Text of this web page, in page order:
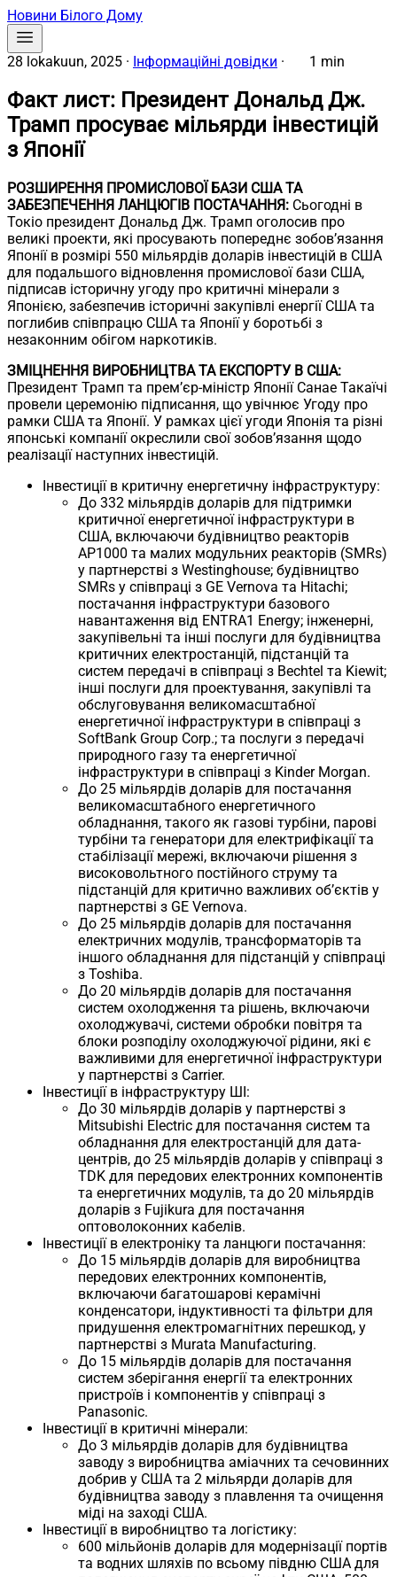
Новини Білого Дому
28 lokakuun, 2025 · Інформаційні довідки · 1 min
Факт лист: Президент Дональд Дж.
Трамп просуває мільярди інвестицій
з Японії
РОЗШИРЕННЯ ПРОМИСЛОВОЇ БАЗИ США ТА
ЗАБЕЗПЕЧЕННЯ ЛАНЦЮГІВ ПОСТАЧАННЯ: Сьогодні в
Токіо президент Дональд Дж. Трамп оголосив про
великі проекти, які просувають попереднє зобов’язання
Японії в розмірі 550 мільярдів доларів інвестицій в США
для подальшого відновлення промислової бази США,
підписав історичну угоду про критичні мінерали з
Японією, забезпечив історичні закупівлі енергії США та
поглибив співпрацю США та Японії у боротьбі з
незаконним обігом наркотиків.
ЗМІЦНЕННЯ ВИРОБНИЦТВА ТА ЕКСПОРТУ В США:
Президент Трамп та прем’єр-міністр Японії Санае Такаїчі
провели церемонію підписання, що увічнює Угоду про
рамки США та Японії. У рамках цієї угоди Японія та різні
японські компанії окреслили свої зобов’язання щодо
реалізації наступних інвестицій.
Інвестиції в критичну енергетичну інфраструктуру:
До 332 мільярдів доларів для підтримки
критичної енергетичної інфраструктури в
США, включаючи будівництво реакторів
AP1000 та малих модульних реакторів (SMRs)
у партнерстві з Westinghouse; будівництво
SMRs у співпраці з GE Vernova та Hitachi;
постачання інфраструктури базового
навантаження від ENTRA1 Energy; інженерні,
закупівельні та інші послуги для будівництва
критичних електростанцій, підстанцій та
систем передачі в співпраці з Bechtel та Kiewit;
інші послуги для проектування, закупівлі та
обслуговування великомасштабної
енергетичної інфраструктури в співпраці з
SoftBank Group Corp.; та послуги з передачі
природного газу та енергетичної
інфраструктури в співпраці з Kinder Morgan.
До 25 мільярдів доларів для постачання
великомасштабного енергетичного
обладнання, такого як газові турбіни, парові
турбіни та генератори для електрифікації та
стабілізації мережі, включаючи рішення з
високовольтного постійного струму та
підстанцій для критично важливих об’єктів у
партнерстві з GE Vernova.
До 25 мільярдів доларів для постачання
електричних модулів, трансформаторів та
іншого обладнання для підстанцій у співпраці
з Toshiba.
До 20 мільярдів доларів для постачання
систем охолодження та рішень, включаючи
охолоджувачі, системи обробки повітря та
блоки розподілу охолоджуючої рідини, які є
важливими для енергетичної інфраструктури
у партнерстві з Carrier.
Інвестиції в інфраструктуру ШІ:
До 30 мільярдів доларів у партнерстві з
Mitsubishi Electric для постачання систем та
обладнання для електростанцій для дата-
центрів, до 25 мільярдів доларів у співпраці з
TDK для передових електронних компонентів
та енергетичних модулів, та до 20 мільярдів
доларів з Fujikura для постачання
оптоволоконних кабелів.
Інвестиції в електроніку та ланцюги постачання:
До 15 мільярдів доларів для виробництва
передових електронних компонентів,
включаючи багатошарові керамічні
конденсатори, індуктивності та фільтри для
придушення електромагнітних перешкод, у
партнерстві з Murata Manufacturing.
До 15 мільярдів доларів для постачання
систем зберігання енергії та електронних
пристроїв і компонентів у співпраці з
Panasonic.
Інвестиції в критичні мінерали:
До 3 мільярдів доларів для будівництва
заводу з виробництва аміачних та сечовинних
добрив у США та 2 мільярди доларів для
будівництва заводу з плавлення та очищення
міді на заході США.
Інвестиції в виробництво та логістику:
600 мільйонів доларів для модернізації портів
та водних шляхів по всьому півдню США для